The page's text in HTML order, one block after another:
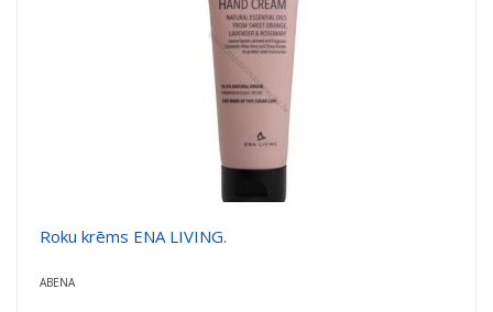
Roku krēms ENA LIVING.
ABENA